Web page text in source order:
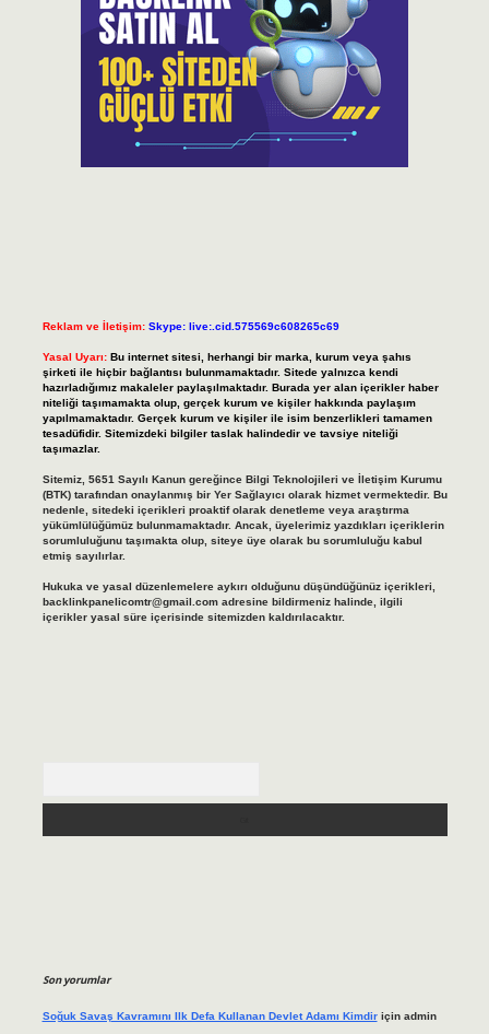
Reklam ve İletişim: Skype: live:.cid.575569c608265c69
Yasal Uyarı: Bu internet sitesi, herhangi bir marka, kurum veya şahıs
şirketi ile hiçbir bağlantısı bulunmamaktadır. Sitede yalnızca kendi
hazırladığımız makaleler paylaşılmaktadır. Burada yer alan içerikler haber
niteliği taşımamakta olup, gerçek kurum ve kişiler hakkında paylaşım
yapılmamaktadır. Gerçek kurum ve kişiler ile isim benzerlikleri tamamen
tesadüfidir. Sitemizdeki bilgiler taslak halindedir ve tavsiye niteliği
taşımazlar.
Sitemiz, 5651 Sayılı Kanun gereğince Bilgi Teknolojileri ve İletişim Kurumu
(BTK) tarafından onaylanmış bir Yer Sağlayıcı olarak hizmet vermektedir. Bu
nedenle, sitedeki içerikleri proaktif olarak denetleme veya araştırma
yükümlülüğümüz bulunmamaktadır. Ancak, üyelerimiz yazdıkları içeriklerin
sorumluluğunu taşımakta olup, siteye üye olarak bu sorumluluğu kabul
etmiş sayılırlar.
Hukuka ve yasal düzenlemelere aykırı olduğunu düşündüğünüz içerikleri,
backlinkpanelicomtr@gmail.comadresine bildirmeniz halinde, ilgili
içerikler yasal süre içerisinde sitemizden kaldırılacaktır.
Son yorumlar
Soğuk Savaş Kavramını Ilk Defa Kullanan Devlet Adamı Kimdiriçin admin